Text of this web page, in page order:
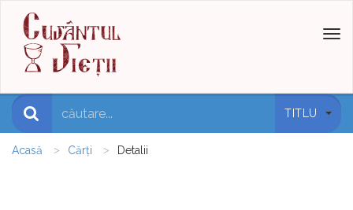
TITLU
Acasă Cărți Detalii